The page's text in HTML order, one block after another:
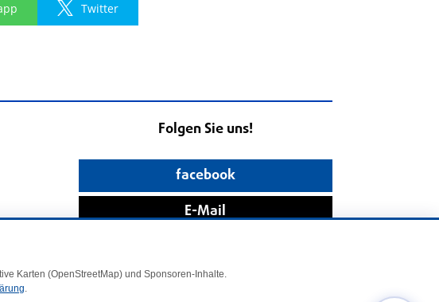
Twitter
Folgen Sie uns!
facebook
E-Mail
Karten (OpenStreetMap) und Sponsoren-Inhalte.
.